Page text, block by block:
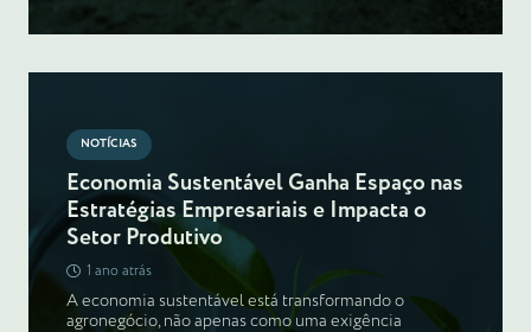
NOTÍCIAS
Economia Sustentável Ganha Espaço nas
Estratégias Empresariais e Impacta o
Setor Produtivo
1 ano atrás
A economia sustentável está transformando o
agronegócio, não apenas como uma exigência